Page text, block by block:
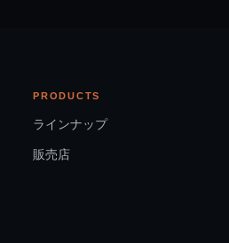
PRODUCTS
ラインナップ
販売店